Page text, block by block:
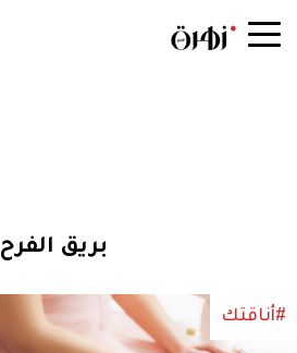
بريق الفرح
#أناقتك